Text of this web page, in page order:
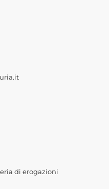
di erogazioni